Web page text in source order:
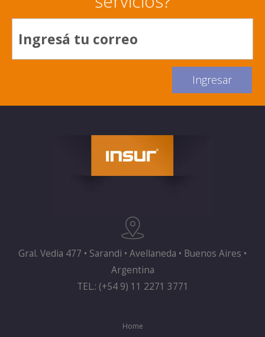
Gral. Vedia 477 • Sarandi • Avellaneda • Buenos Aires •
Argentina
TEL.: (+54 9) 11 2271 3771
Home